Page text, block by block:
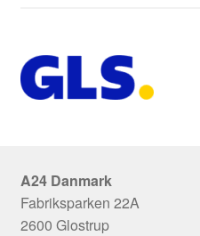
A24 Danmark
Fabriksparken 22A
2600 Glostrup